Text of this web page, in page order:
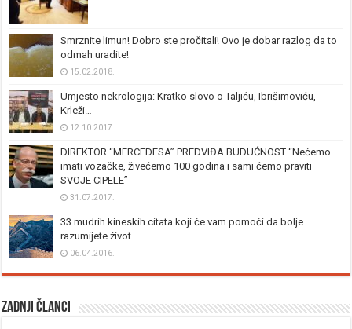
Smrznite limun! Dobro ste pročitali! Ovo je dobar razlog da to
odmah uradite!
15.02.2018.
Umjesto nekrologija: Kratko slovo o Taljiću, Ibrišimoviću,
Krleži…
12.10.2017.
DIREKTOR “MERCEDESA” PREDVIĐA BUDUĆNOST “Nećemo
imati vozačke, živećemo 100 godina i sami ćemo praviti
SVOJE CIPELE”
31.07.2017.
33 mudrih kineskih citata koji će vam pomoći da bolje
razumijete život
06.04.2016.
Zadnji članci